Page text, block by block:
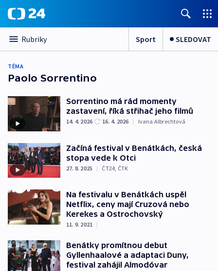
Rubriky Sport SLEDOVAT
TÉMA
Paolo Sorrentino
Sorrentino má rád momenty
zastavení, říká střihač jeho filmů
14. 4. 2026 16. 4. 2026 | Ivana Albrechtová
Začíná festival v Benátkách, česká
stopa vede k Otci
27. 8. 2025 | ČT24 ČTK
Na festivalu v Benátkách uspěl
Netflix, ceny mají Cruzová nebo
Kerekes a Ostrochovský
11. 9. 2021 |
Benátky promítnou debut
Gyllenhaalové a adaptaci Duny,
festival zahájil Almodóvar